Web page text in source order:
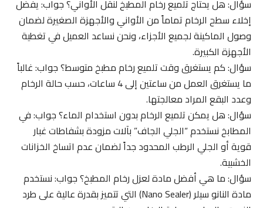
سؤال: هل يحتاج تلميع رخام المطبخ لنقل الأواني؟ جواب: يفضل
إخلاء سطح الرخام تماماً من الأواني والأجهزة الصغيرة لضمان
وصول الماكينة لجميع الأجزاء، ونحن نساعد العميل في تغطية
الأجهزة الكبيرة.
سؤال: كم يستغرق وقت تلميع رخام مطبخ متوسط؟ جواب: غالباً
ما يستغرق العمل من ساعتين إلى 4 ساعات، حسب حالة الرخام
وعدد البقع المراد معالجتها.
سؤال: هل يمكن تلميع الرخام بدون استخدام الماء؟ جواب: في
المطابخ نستخدم “الجلي الجاف” بآلات مزودة بشفاطات غبار
قوية أو الجلي الرطب المحدود جداً لضمان عدم اتساخ الخزانات
الخشبية.
سؤال: ما هي أفضل مادة لعزل رخام المطبخ؟ جواب: نستخدم
مادة النانو سيلر (Nano Sealer) التي تتميز بقدرة عالية على طرد